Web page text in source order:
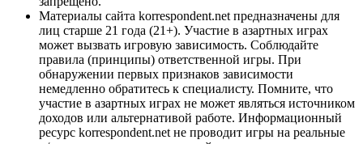
Материалы сайта korrespondent.net предназначены для
лиц старше 21 года (21+). Участие в азартных играх
может вызвать игровую зависимость. Соблюдайте
правила (принципы) ответственной игры. При
обнаружении первых признаков зависимости
немедленно обратитесь к специалисту. Помните, что
участие в азартных играх не может являться источником
доходов или альтернативой работе. Информационный
ресурс korrespondent.net не проводит игры на реальные